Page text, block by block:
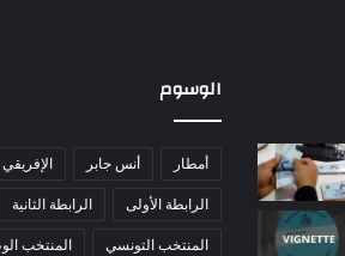
الوسوم
أمطار أنس جابر الإفريقي
الرابطة الأولى الرابطة الثانية
المنتخب التونسي المنتخب